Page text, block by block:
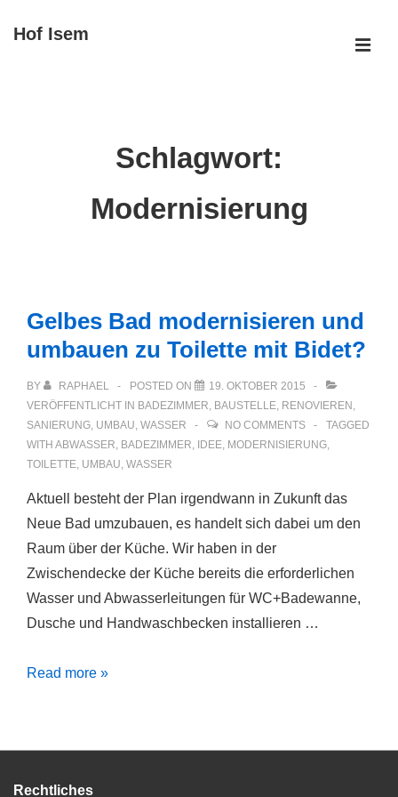
ZumHof Isem
Schlagwort:
Modernisierung
Gelbes Bad modernisieren und
umbauen zu Toilette mit Bidet?
BY RAPHAEL POSTED ON
19. OKTOBER 2015
VERÖFFENTLICHT IN BADEZIMMER, BAUSTELLE, RENOVIEREN ,
SANIERUNG, UMBAU, WASSER NO COMMENTS
TAGGED
WITH ABWASSER, BADEZIMMER, IDEE, MODERNISIERUNG,
TOILETTE, UMBAU, WASSER
Aktuell besteht der Plan irgendwann in Zukunft das
Neue Bad umzubauen, es handelt sich dabei um den
Raum über der Küche. Wir haben in der
Zwischendecke der Küche bereits die erforderlichen
Wasser und Abwasserleitungen für WC+Badewanne,
Dusche und Handwaschbecken installieren …
Gelbes
und
Read more »
Rechtliches